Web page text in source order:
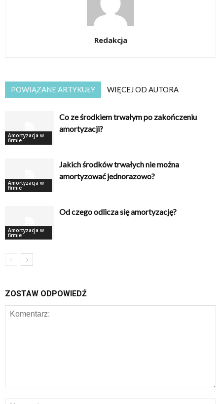
Redakcja
POWIĄZANE ARTYKUŁY WIĘCEJ OD AUTORA
Amortyzacja w
firmie
Co ze środkiem trwałym po zakończeniu
amortyzacji?
Amortyzacja w
firmie
Jakich środków trwałych nie można
amortyzować jednorazowo?
Amortyzacja w
firmie
Od czego odlicza się amortyzację?
ZOSTAW ODPOWIEDŹ